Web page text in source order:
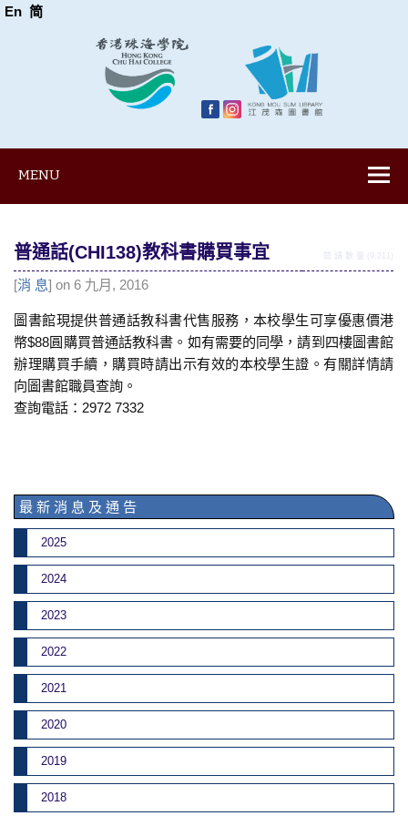
En 简
MENU
普通話(CHI138)教科書購買事宜 閱 讀 數 量 (9,211)
[消 息] on 6 九月, 2016
圖書館現提供普通話教科書代售服務，本校學生可享優惠價港
幣$88圓購買普通話教科書。如有需要的同學，請到四樓圖書館
辦理購買手續，購買時請出示有效的本校學生證。有關詳情請
向圖書館職員查詢。
查詢電話：2972 7332
最 新 消 息 及 通 告
2025
2024
2023
2022
2021
2020
2019
2018